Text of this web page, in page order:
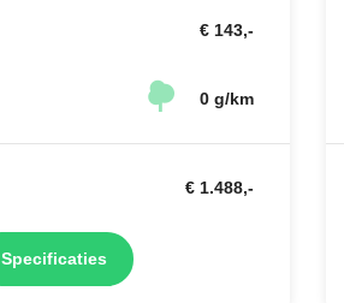
€ 143,-
0 g/km
€ 1.488,-
Specificaties